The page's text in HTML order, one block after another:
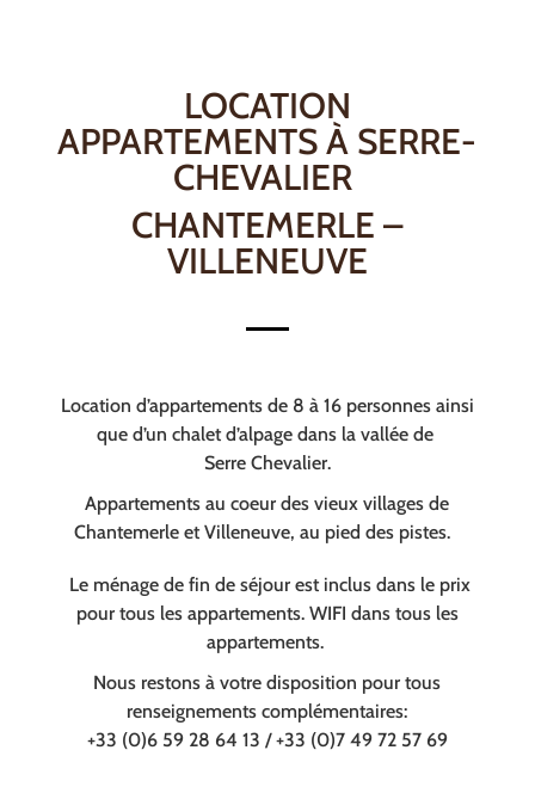
LOCATION
APPARTEMENTS À SERRE-
CHEVALIER
CHANTEMERLE –
VILLENEUVE
Location d’appartements de 8 à 16 personnes ainsi
que d’un chalet d’alpage dans la vallée de
Serre Chevalier.
Appartements au coeur des vieux villages de
Chantemerle et Villeneuve, au pied des pistes.
Le ménage de fin de séjour est inclus dans le prix
pour tous les appartements. WIFI dans tous les
appartements.
Nous restons à votre disposition pour tous
renseignements complémentaires:
+33 (0)6 59 28 64 13 / +33 (0)7 49 72 57 69